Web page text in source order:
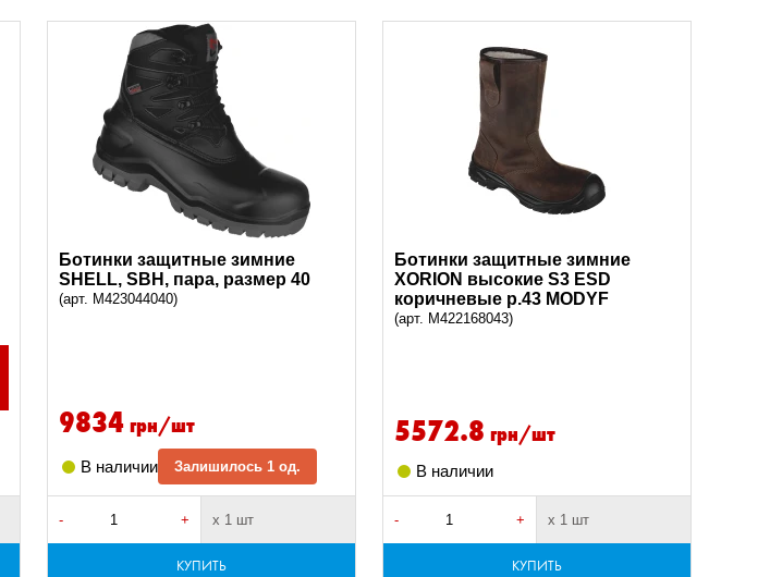
Ботинки защитные зимние
SHELL, SBH, пара, размер 40
(арт. M423044040)
9834 грн/шт
В наличии Залишилось 1 од.
- + х 1 шт
КУПИТЬ
Ботинки защитные зимние
XORION высокие S3 ESD
коричневые р.43 MODYF
(арт. M422168043)
5572.8 грн/шт
В наличии
- + х 1 шт
КУПИТЬ